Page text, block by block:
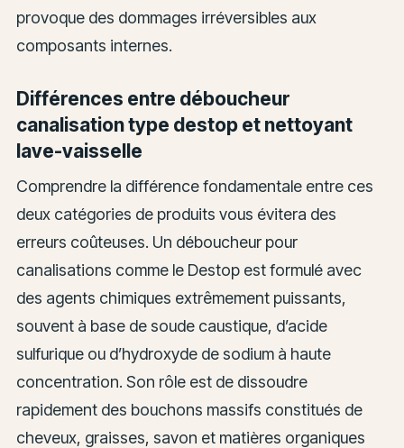
provoque des dommages irréversibles aux
composants internes.
Différences entre déboucheur
canalisation type destop et nettoyant
lave-vaisselle
Comprendre la différence fondamentale entre ces
deux catégories de produits vous évitera des
erreurs coûteuses. Un déboucheur pour
canalisations comme le Destop est formulé avec
des agents chimiques extrêmement puissants,
souvent à base de soude caustique, d’acide
sulfurique ou d’hydroxyde de sodium à haute
concentration. Son rôle est de dissoudre
rapidement des bouchons massifs constitués de
cheveux, graisses, savon et matières organiques